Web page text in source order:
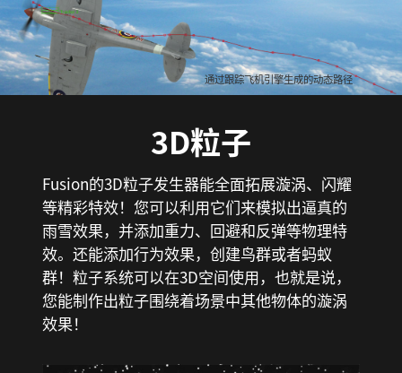
通过跟踪飞机引擎生成的动态路径
3D粒子
Fusion的3D粒子发生器能全面拓展漩涡、闪耀
等精彩特效！您可以利用它们来模拟出逼真的
雨雪效果，并添加重力、回避和反弹等物理特
效。还能添加行为效果，创建鸟群或者蚂蚁
群！粒子系统可以在3D空间使用，也就是说，
您能制作出粒子围绕着场景中其他物体的漩涡
效果！